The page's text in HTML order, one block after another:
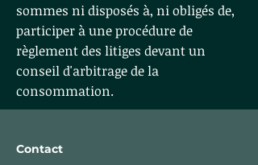
sommes ni disposés à, ni obligés de,
participer à une procédure de
règlement des litiges devant un
conseil d'arbitrage de la
consommation.
Contact